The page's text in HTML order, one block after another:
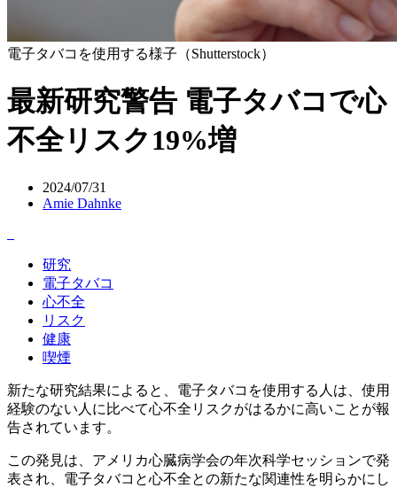
電子タバコを使用する様子（Shutterstock）
最新研究警告 電子タバコで心
不全リスク19%増
2024/07/31
Amie Dahnke
研究
電子タバコ
心不全
リスク
健康
喫煙
新たな研究結果によると、電子タバコを使用する人は、使用
経験のない人に比べて心不全リスクがはるかに高いことが報
告されています。
この発見は、アメリカ心臓病学会の年次科学セッションで発
表され、電子タバコと心不全との新たな関連性を明らかにし